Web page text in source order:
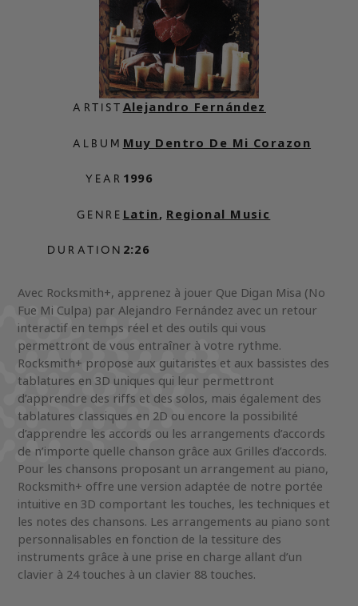
ARTIST
ALBUM
YEAR
GENRE
DURATION
Alejandro Fernández
Muy Dentro De Mi Corazon
1996
Latin, Regional Music
2:26
Avec Rocksmith+, apprenez à jouer Que Digan Misa (No
Fue Mi Culpa) par Alejandro Fernández avec un retour
interactif en temps réel et des outils qui vous
permettront de vous entraîner à votre rythme.
Rocksmith+ propose aux guitaristes et aux bassistes des
tablatures en 3D uniques qui leur permettront
d’apprendre des riffs et des solos, mais également des
tablatures classiques en 2D ou encore la possibilité
d’apprendre les accords ou les arrangements d’accords
de n’importe quelle chanson grâce aux Grilles d’accords.
Pour les chansons proposant un arrangement au piano,
Rocksmith+ offre une version adaptée de notre portée
intuitive en 3D comportant les touches, les techniques et
les notes des chansons. Les arrangements au piano sont
personnalisables en fonction de la tessiture des
instruments grâce à une prise en charge allant d’un
clavier à 24 touches à un clavier 88 touches.